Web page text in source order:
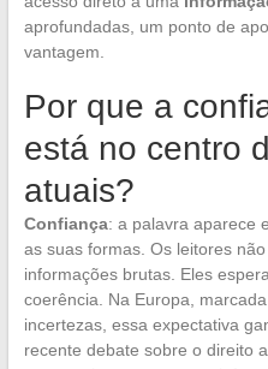
aprofundadas, um ponto de
vantagem.
Por que a
está no centro
atuais?
Confiança: a palavra aparece
as suas formas. Os leitores
informações brutas. Eles
coerência. Na Europa,
incertezas, essa expectativa
recente debate sobre o direito